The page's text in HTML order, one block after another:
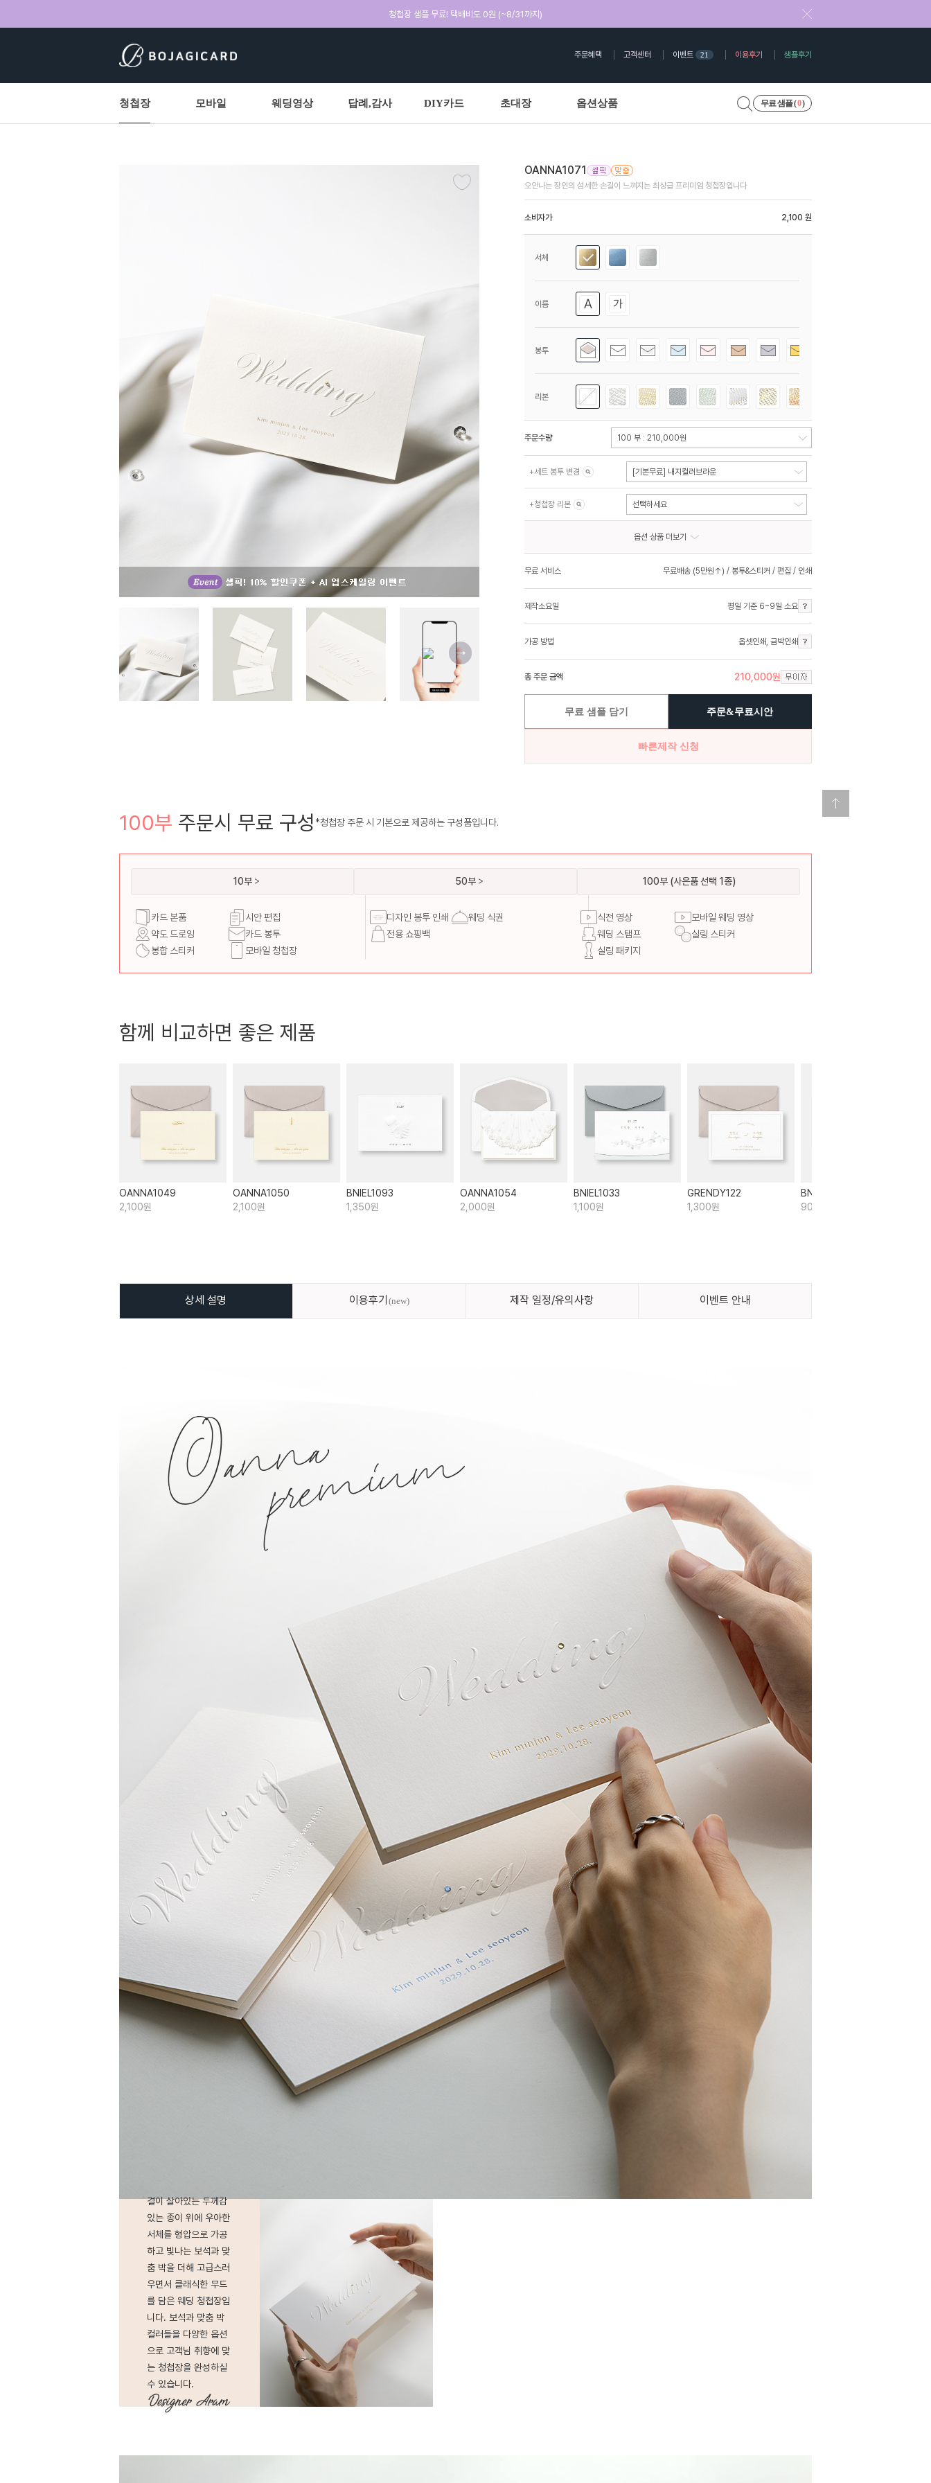
청첩장 샘플 무료! 택배비도 0원 (~8/31까지)
주문혜택 고객센터 이벤트 21 이용후기 샘플후기
청첩장 모바일 웨딩영상 답례,감사 DIY카드 초대장 옵션상품 무료 샘플 (0)
OANNA1071
오안나는 장인의 섬세한 손길이 느껴지는 최상급 프리미엄 청첩장입니다
소비자가 2,100 원
서체
이름
봉투
리본
주문수량
+세트 봉투 변경 [기본무료] 내지컬러브라운
+청첩장 리본 선택하세요
옵션 상품 더보기
무료 서비스 무료배송 (5만원↑) / 봉투&스티커 / 편집 / 인쇄
제작소요일 평일 기준 6~9일 소요
가공 방법 옵셋인쇄, 금박인쇄
총 주문 금액 210,000원
무료 샘플 담기 주문&무료시안
빠른제작 신청
100부 주문시 무료 구성 *청첩장 주문 시 기본으로 제공하는 구성품입니다.
10부
카드 본품
시안 편집
약도 드로잉
카드 봉투
봉합 스티커
모바일 청첩장
50부
디자인 봉투 인쇄
웨딩 식권
전용 쇼핑백
100부 (사은품 선택 1종)
식전 영상
모바일 웨딩 영상
웨딩 스탬프
실링 스티커
실링 패키지
함께 비교하면 좋은 제품
OANNA1049
2,100원
OANNA1050
2,100원
BNIEL1093
1,350원
OANNA1054
2,000원
BNIEL1033
1,100원
GRENDY122
1,300원
BNIEL327
900원
상세 설명 이용후기new 제작 일정/유의사항 이벤트 안내
결이 살아있는 두께감
있는 종이 위에 우아한
서체를 형압으로 가공
하고 빛나는 보석과 맞
춤 박을 더해 고급스러
우면서 클래식한 무드
를 담은 웨딩 청첩장입
니다. 보석과 맞춤 박
컬러들을 다양한 옵션
으로 고객님 취향에 맞
는 청첩장을 완성하실
수 있습니다.